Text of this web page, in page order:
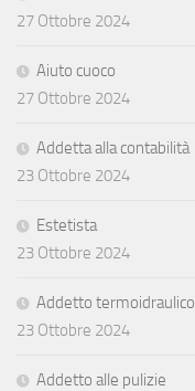
27 Ottobre 2024
Aiuto cuoco
27 Ottobre 2024
Addetta alla contabilità
23 Ottobre 2024
Estetista
23 Ottobre 2024
Addetto termoidraulico
23 Ottobre 2024
Addetto alle pulizie